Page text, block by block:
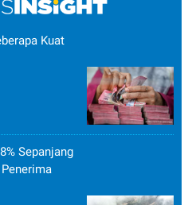
Kuat
Sepanjang